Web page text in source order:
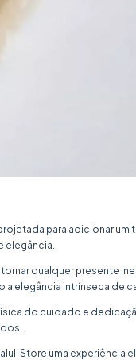
para adicionar
elegância.
qualquer presente
a elegância intrínseca de
do cuidado e
Store uma experiência